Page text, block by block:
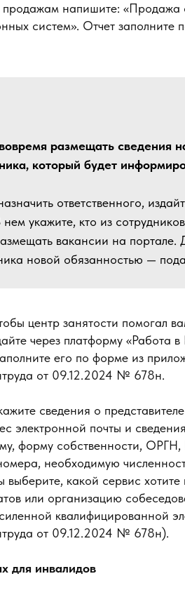
напишите:
систем». Отчет заполните
размещать сведения
который будет
ответственного,
укажите, кто из
вакансии на
новой обязанностью —
центр занятости
через платформу «Работа
его по форме из
от 09.12.2024 № 678н.
сведения о
электронной почты и
форму собственности,
необходимую
выберите, какой сервис
или организацию
квалифицированной
от 09.12.2024 № 678н).
для инвалидов